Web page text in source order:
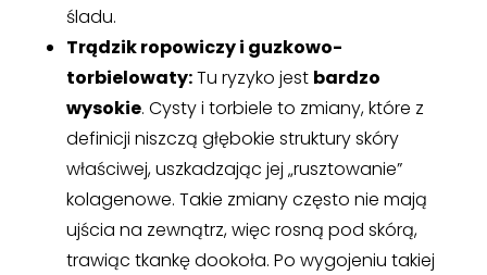
śladu.
Trądzik ropowiczy i guzkowo-
torbielowaty:Tu ryzyko jest bardzo
wysokie. Cysty i torbiele to zmiany, które z
definicji niszczą głębokie struktury skóry
właściwej, uszkadzając jej „rusztowanie”
kolagenowe. Takie zmiany często nie mają
ujścia na zewnątrz, więc rosną pod skórą,
trawiąc tkankę dookoła. Po wygojeniu takiej